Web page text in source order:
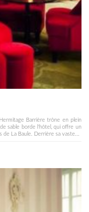
Barrière trône en plein
sable borde l'hôtel, qui offre un
La Baule. Derrière sa vaste...